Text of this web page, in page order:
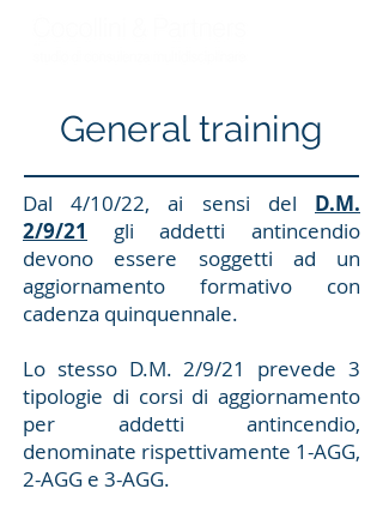
General training
Dal 4/10/22, ai sensi del D.M.
2/9/21
gli addetti antincendio
devono essere soggetti ad un
aggiornamento formativo con
cadenza quinquennale.
Lo stesso D.M. 2/9/21 prevede 3
tipologie di corsi di aggiornamento
per addetti antincendio,
denominate rispettivamente 1-AGG,
2-AGG e 3-AGG.